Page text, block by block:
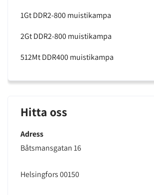
1Gt DDR2-800 muistikampa
2Gt DDR2-800 muistikampa
512Mt DDR400 muistikampa
Hitta oss
Adress
Båtsmansgatan 16
Helsingfors 00150